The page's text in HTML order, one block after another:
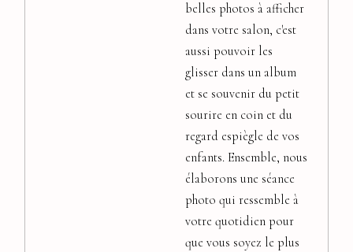
belles photos à afficher
dans votre salon, c'est
aussi pouvoir les
glisser dans un album
et se souvenir du petit
sourire en coin et du
regard espiègle de vos
enfants. Ensemble, nous
élaborons une séance
photo qui ressemble à
votre quotidien pour
que vous soyez le plus